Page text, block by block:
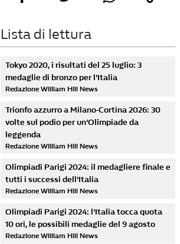
Lista di lettura
Tokyo 2020, i risultati del 25 luglio: 3
medaglie di bronzo per l'Italia
Redazione William Hill News
Trionfo azzurro a Milano-Cortina 2026: 30
volte sul podio per un'Olimpiade da
leggenda
Redazione William Hill News
Olimpiadi Parigi 2024: il medagliere finale e
tutti i successi dell'Italia
Redazione William Hill News
Olimpiadi Parigi 2024: l'Italia tocca quota
10 ori, le possibili medaglie del 9 agosto
Redazione William Hill News